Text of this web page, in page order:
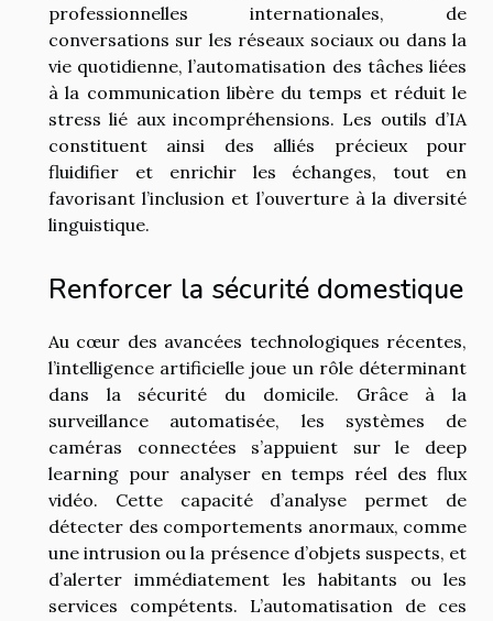
professionnelles internationales, de
conversations sur les réseaux sociaux ou dans la
vie quotidienne, l’automatisation des tâches liées
à la communication libère du temps et réduit le
stress lié aux incompréhensions. Les outils d’IA
constituent ainsi des alliés précieux pour
fluidifier et enrichir les échanges, tout en
favorisant l’inclusion et l’ouverture à la diversité
linguistique.
Renforcer la sécurité domestique
Au cœur des avancées technologiques récentes,
l’intelligence artificielle joue un rôle déterminant
dans la sécurité du domicile. Grâce à la
surveillance automatisée, les systèmes de
caméras connectées s’appuient sur le deep
learning pour analyser en temps réel des flux
vidéo. Cette capacité d’analyse permet de
détecter des comportements anormaux, comme
une intrusion ou la présence d’objets suspects, et
d’alerter immédiatement les habitants ou les
services compétents. L’automatisation de ces